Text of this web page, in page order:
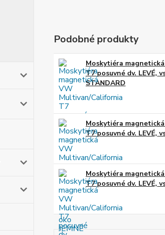
Podobné produkty
Moskytiéra
T7 posuvné dv. LEVÉ,
STANDARD
Moskytiéra
T7 posuvné dv. LEVÉ,
Moskytiéra
T7 posuvné dv. LEVÉ,